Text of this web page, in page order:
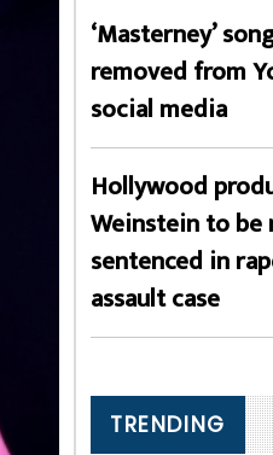
‘Masterney’
removed from
social media
Hollywood
Weinstein to be
sentenced in
assault case
TRENDING